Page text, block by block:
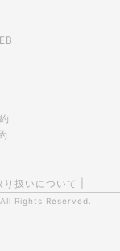
り扱いについて
All Rights Reserved.